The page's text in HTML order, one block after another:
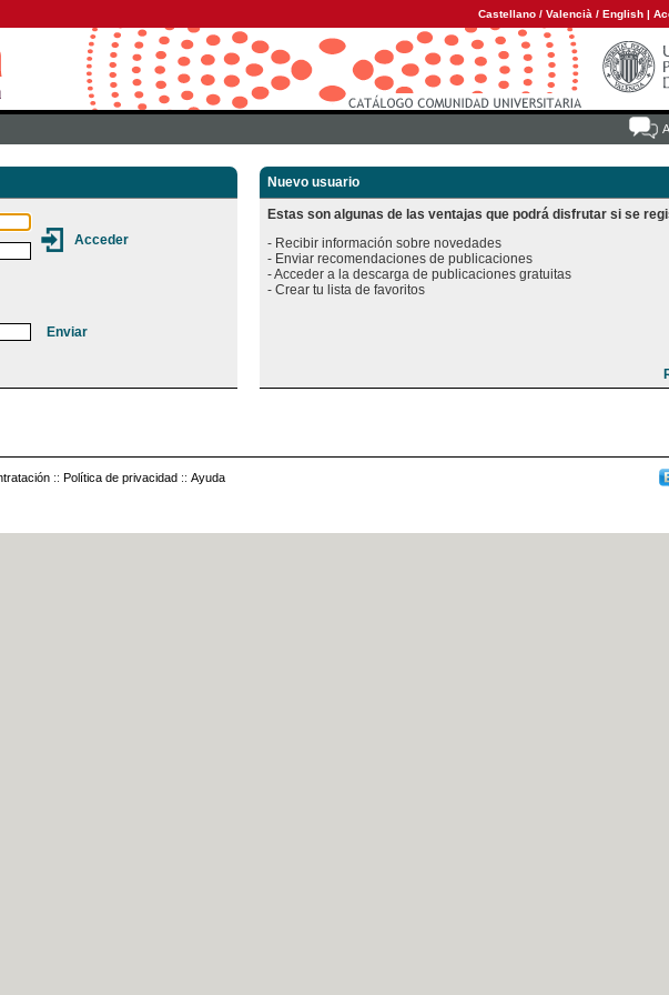
Castellano / Valencià / English |
Nuevo usuario
Estas son algunas de las ventajas que podrá disfrutar si se
- Recibir información sobre novedades
- Enviar recomendaciones de publicaciones
- Acceder a la descarga de publicaciones gratuitas
:: Política de privacidad :: Ayuda